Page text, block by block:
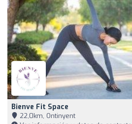
Bienve Fit Space
22,0km, Ontinyent